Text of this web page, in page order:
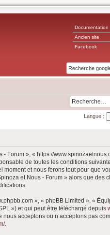
Documentation
Ancien site
Facebook
Langue :
Forum », « https://
de toutes les conditions
moment et nous ferons tout pour que
et Nous - Forum » alors que des
», « phpBB Limited », «
») et qui peut être téléchargé depuis
acceptons ou n’acceptons pas
.